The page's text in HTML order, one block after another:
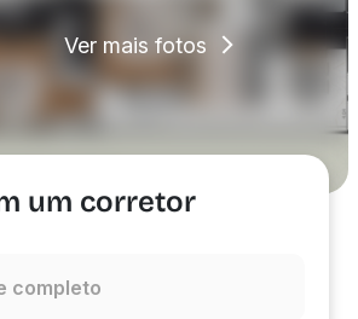
Ver mais fotos
um corretor